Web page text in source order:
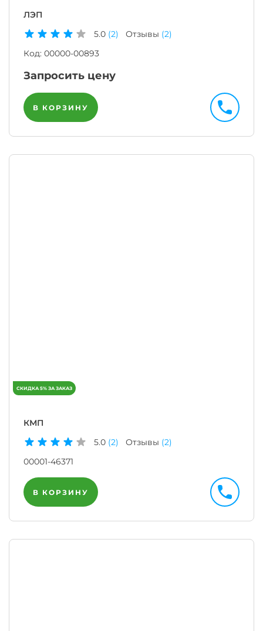
ЛЭП
5.0 (2) Отзывы (2)
Код: 00000-00893
Запросить цену
В КОРЗИНУ
КМП
5.0 (2) Отзывы (2)
00001-46371
В КОРЗИНУ